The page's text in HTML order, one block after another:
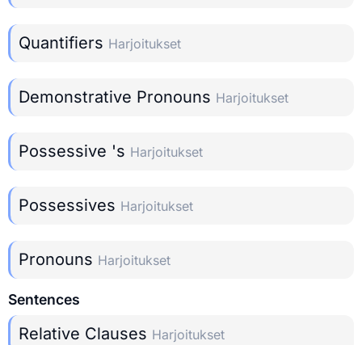
Quantifiers Harjoitukset
Demonstrative Pronouns Harjoitukset
Possessive 's Harjoitukset
Possessives Harjoitukset
Pronouns Harjoitukset
Sentences
Relative Clauses Harjoitukset